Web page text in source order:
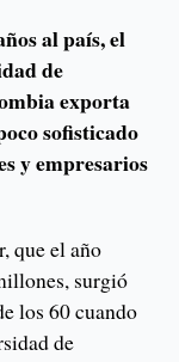
al país, el
de
exporta
sofisticado
y empresarios
que el año
surgió
los 60 cuando
de